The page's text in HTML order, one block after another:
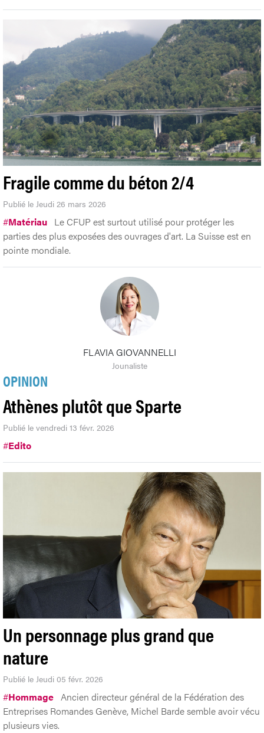
Fragile comme du béton 2/4
Publié le Jeudi 26 mars 2026
#Matériau Le CFUP est surtout utilisé pour protéger les
parties des plus exposées des ouvrages d'art. La Suisse est en
pointe mondiale.
FLAVIA GIOVANNELLI
Jounaliste
OPINION
Athènes plutôt que Sparte
Publié le vendredi 13 févr. 2026
#Edito
Un personnage plus grand que
nature
Publié le Jeudi 05 févr. 2026
#Hommage Ancien directeur général de la Fédération des
Entreprises Romandes Genève, Michel Barde semble avoir vécu
plusieurs vies.